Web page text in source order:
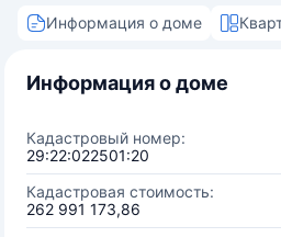
Информация о доме
Информация о доме
Кадастровый номер:
29:22:022501:20
Кадастровая стоимость:
262 991 173,86